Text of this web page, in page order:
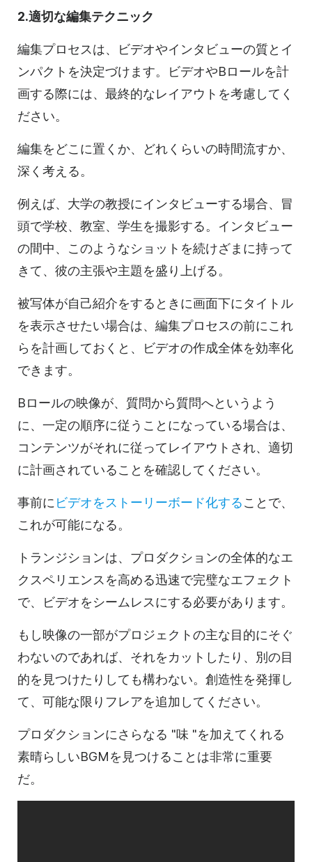
2.適切な編集テクニック
編集プロセスは、ビデオやインタビューの質とイ
ンパクトを決定づけます。ビデオやBロールを計
画する際には、最終的なレイアウトを考慮してく
ださい。
編集をどこに置くか、どれくらいの時間流すか、
深く考える。
例えば、大学の教授にインタビューする場合、冒
頭で学校、教室、学生を撮影する。インタビュー
の間中、このようなショットを続けざまに持って
きて、彼の主張や主題を盛り上げる。
被写体が自己紹介をするときに画面下にタイトル
を表示させたい場合は、編集プロセスの前にこれ
らを計画しておくと、ビデオの作成全体を効率化
できます。
Bロールの映像が、質問から質問へというよう
に、一定の順序に従うことになっている場合は、
コンテンツがそれに従ってレイアウトされ、適切
に計画されていることを確認してください。
事前に ビデオをストーリーボード化することで、
これが可能になる。
トランジションは、プロダクションの全体的なエ
クスペリエンスを高める迅速で完璧なエフェクト
で、ビデオをシームレスにする必要があります。
もし映像の一部がプロジェクトの主な目的にそぐ
わないのであれば、それをカットしたり、別の目
的を見つけたりしても構わない。創造性を発揮し
て、可能な限りフレアを追加してください。
プロダクションにさらなる "味 "を加えてくれる
素晴らしいBGMを見つけることは非常に重要
だ。